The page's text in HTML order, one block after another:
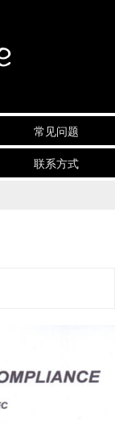
常见问题
联系方式